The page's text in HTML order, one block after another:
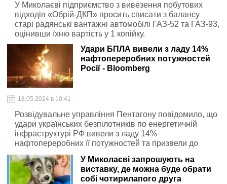
У Миколаєві підприємство з вивезення побутових
відходів «Обрій-ДКП» просить списати з балансу
старі радянські вантажні автомобілі ГАЗ-52 та ГАЗ-93,
оцінивши їхню вартість у 1 копійку.
Удари БПЛА вивели з ладу 14%
нафтопереробних потужностей
Росії - Bloomberg
18.05.2024 в 10:41
Розвідувальне управління Пентагону повідомило, що
удари українських безпілотників по енергетичній
інфраструктурі РФ вивели з ладу 14%
нафтопереробних її потужностей та призвели до
зростання внутрішніх цін на пальне.
У Миколаєві запрошують на
виставку, де можна буде обрати
собі чотирилапого друга